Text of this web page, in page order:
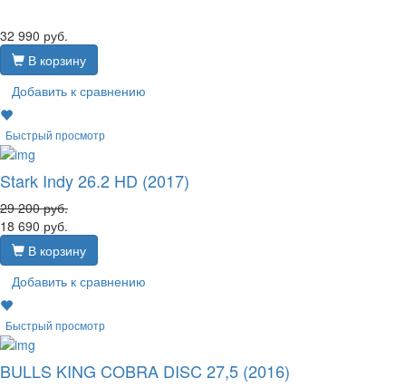
32 990 руб.
В корзину
Добавить к сравнению
Быстрый просмотр
Stark Indy 26.2 HD (2017)
29 200руб.
18 690 руб.
В корзину
Добавить к сравнению
Быстрый просмотр
BULLS KING COBRA DISC 27,5 (2016)